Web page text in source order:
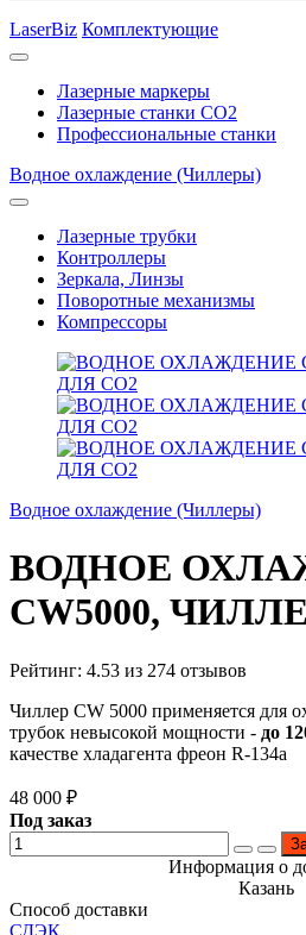
LaserBiz Комплектующие
Лазерные маркеры
Лазерные станки CO2
Профессиональные станки
Водное охлаждение (Чиллеры)
Лазерные трубки
Контроллеры
Зеркала, Линзы
Поворотные механизмы
Компрессоры
Водное охлаждение (Чиллеры)
ВОДНОЕ
CW5000,
Рейтинг: 4.53 из 274 отзывов
Чиллер CW 5000 применяется для
трубок невысокой мощности - до
качестве хладагента фреон R-134a
48 000 ₽
Под заказ
Информация о
Казань
Способ доставки
СДЭК